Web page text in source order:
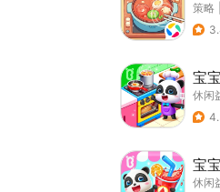
策略
宝
休闲
宝
休闲